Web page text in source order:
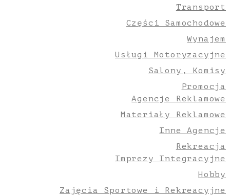
Transport
Części Samochodowe
Wynajem
Usługi Motoryzacyjne
Salony, Komisy
Promocja
Agencje Reklamowe
Materiały Reklamowe
Inne Agencje
Rekreacja
Imprezy Integracyjne
Hobby
Zajęcia Sportowe i Rekreacyjne